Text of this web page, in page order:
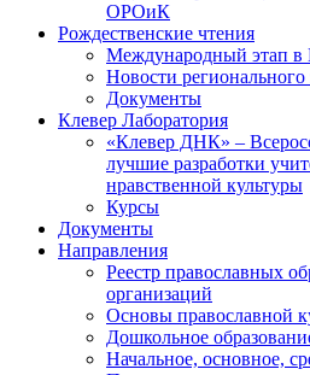
ОРОиК
Рождественские чтения
Международный этап в
Новости регионального
Документы
Клевер Лаборатория
«Клевер ДНК» –
лучшие разработки
нравственной культуры
Курсы
Документы
Направления
Реестр православных
организаций
Основы православной
Дошкольное
Начальное, основное,